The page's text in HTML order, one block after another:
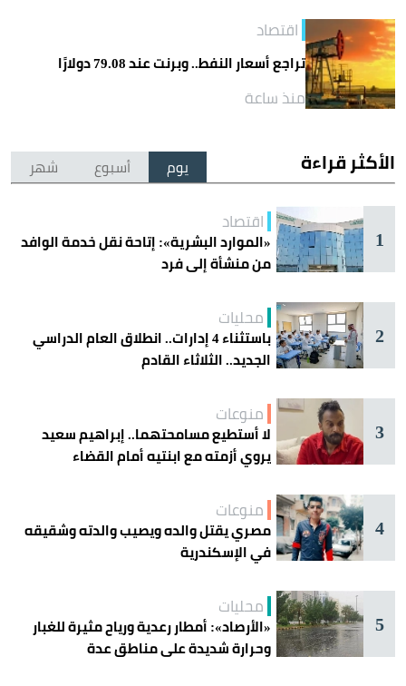
اقتصاد
تراجع أسعار النفط.. وبرنت عند 79.08 دولارًا
منذ ساعة
الأكثر قراءة يوم أسبوع شهر
1
اقتصاد
«الموارد البشرية»: إتاحة نقل خدمة الوافد
من منشأة إلى فرد
2
محليات
باستثناء 4 إدارات.. انطلاق العام الدراسي
الجديد.. الثلاثاء القادم
3
منوعات
لا أستطيع مسامحتهما.. إبراهيم سعيد
يروي أزمته مع ابنتيه أمام القضاء
4
منوعات
مصري يقتل والده ويصيب والدته وشقيقه
في الإسكندرية
5
محليات
«الأرصاد»: أمطار رعدية ورياح مثيرة للغبار
وحرارة شديدة على مناطق عدة